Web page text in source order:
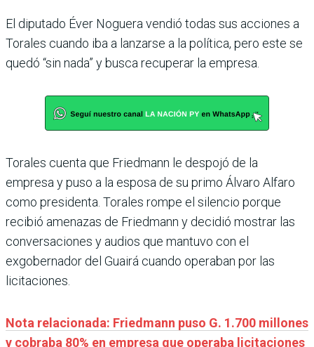
El diputado Éver Noguera vendió todas sus acciones a
Torales cuando iba a lanzarse a la política, pero este se
quedó “sin nada” y busca recuperar la empresa.
Torales cuenta que Friedmann le despojó de la
empresa y puso a la esposa de su primo Álvaro Alfaro
como presidenta. Torales rompe el silencio porque
recibió amenazas de Friedmann y decidió mostrar las
conversaciones y audios que mantuvo con el
exgobernador del Guairá cuando operaban por las
licitaciones.
Nota relacionada: Friedmann puso G. 1.700 millones
y cobraba 80% en empresa que operaba licitaciones